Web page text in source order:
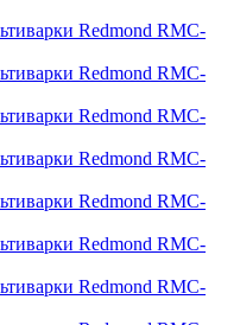
Redmond RMC-
Redmond RMC-
Redmond RMC-
Redmond RMC-
Redmond RMC-
Redmond RMC-
Redmond RMC-